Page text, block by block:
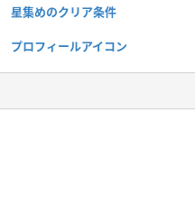
星集めのクリア条件
プロフィールアイコン